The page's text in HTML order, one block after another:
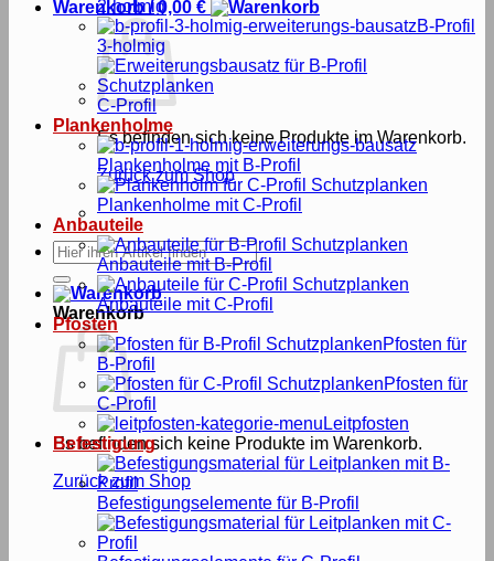
Warenkorb /0,00 €
Es befinden sich keine Produkte im Warenkorb.
Zurück zum Shop
Suche
nach:
Warenkorb
Es befinden sich keine Produkte im Warenkorb.
Zurück zum Shop
2-holmig
B-Profil
3-holmig
C-Profil
Plankenholme
Plankenholme mit B-Profil
Plankenholme mit C-Profil
Anbauteile
Anbauteile mit B-Profil
Anbauteile mit C-Profil
Pfosten
Pfosten für
B-Profil
Pfosten für
C-Profil
Leitpfosten
Befestigung
Befestigungselemente für B-Profil